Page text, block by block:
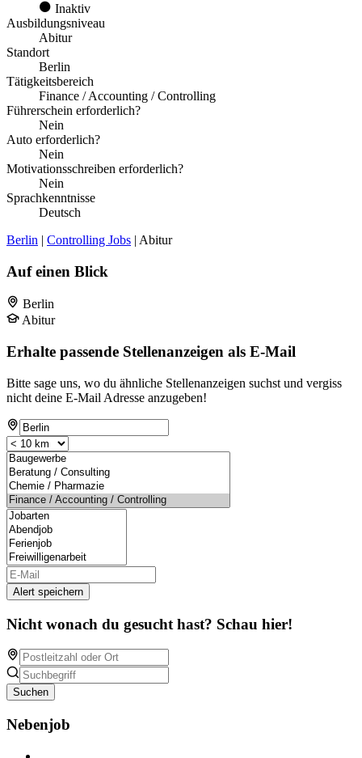
Inaktiv
Ausbildungsniveau
Abitur
Standort
Berlin
Tätigkeitsbereich
Finance / Accounting / Controlling
Führerschein erforderlich?
Nein
Auto erforderlich?
Nein
Motivationsschreiben erforderlich?
Nein
Sprachkenntnisse
Deutsch
Berlin | Controlling Jobs | Abitur
Auf einen Blick
Berlin
Abitur
Erhalte passende Stellenanzeigen als E-Mail
Bitte sage uns, wo du ähnliche Stellenanzeigen suchst und vergiss
nicht deine E-Mail Adresse anzugeben!
Alert speichern
Nicht wonach du gesucht hast? Schau hier!
Suchen
Nebenjob